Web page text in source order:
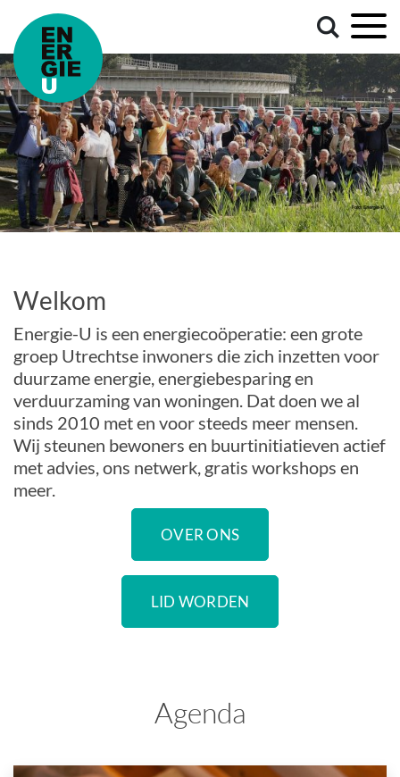
Welkom
Energie-U is een energiecoöperatie: een grote
groep Utrechtse inwoners die zich inzetten voor
duurzame energie, energiebesparing en
verduurzaming van woningen. Dat doen we al
sinds 2010 met en voor steeds meer mensen.
Wij steunen bewoners en buurtinitiatieven actief
met advies, ons netwerk, gratis workshops en
meer.
OVER ONS
LID WORDEN
Agenda